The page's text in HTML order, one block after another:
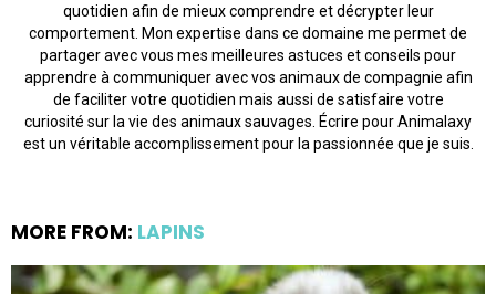
quotidien afin de mieux comprendre et décrypter leur
comportement. Mon expertise dans ce domaine me permet de
partager avec vous mes meilleures astuces et conseils pour
apprendre à communiquer avec vos animaux de compagnie afin
de faciliter votre quotidien mais aussi de satisfaire votre
curiosité sur la vie des animaux sauvages. Écrire pour Animalaxy
est un véritable accomplissement pour la passionnée que je suis.
MORE FROM: LAPINS